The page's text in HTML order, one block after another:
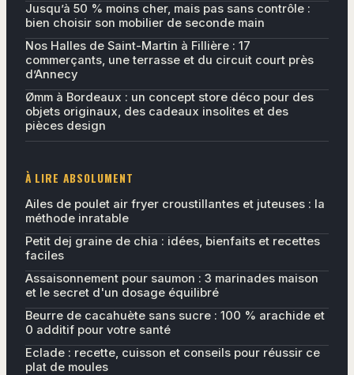
Jusqu’à 50 % moins cher, mais pas sans contrôle :
bien choisir son mobilier de seconde main
Nos Halles de Saint-Martin à Fillière : 17
commerçants, une terrasse et du circuit court près
d’Annecy
Ømm à Bordeaux : un concept store déco pour des
objets originaux, des cadeaux insolites et des
pièces design
À LIRE ABSOLUMENT
Ailes de poulet air fryer croustillantes et juteuses : la
méthode inratable
Petit dej graine de chia : idées, bienfaits et recettes
faciles
Assaisonnement pour saumon : 3 marinades maison
et le secret d'un dosage équilibré
Beurre de cacahuète sans sucre : 100 % arachide et
0 additif pour votre santé
Eclade : recette, cuisson et conseils pour réussir ce
plat de moules